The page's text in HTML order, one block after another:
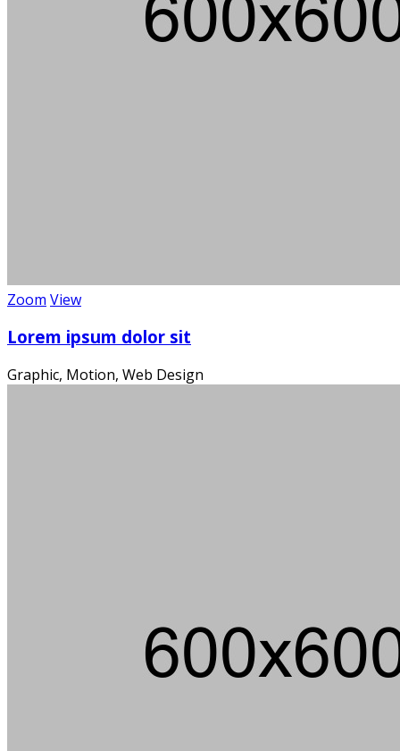
Zoom View
Lorem ipsum dolor sit
Graphic, Motion, Web Design